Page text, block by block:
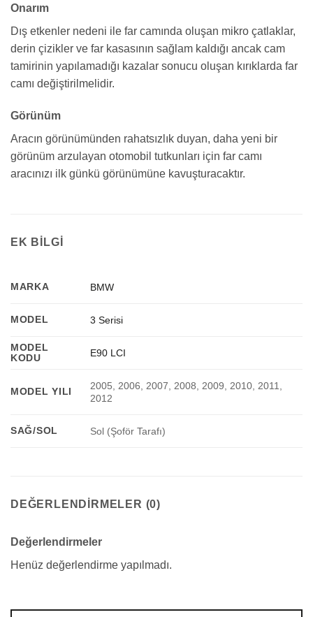
Onarım
Dış etkenler nedeni ile far camında oluşan mikro çatlaklar,
derin çizikler ve far kasasının sağlam kaldığı ancak cam
tamirinin yapılamadığı kazalar sonucu oluşan kırıklarda far
camı değiştirilmelidir.
Görünüm
Aracın görünümünden rahatsızlık duyan, daha yeni bir
görünüm arzulayan otomobil tutkunları için far camı
aracınızı ilk günkü görünümüne kavuşturacaktır.
EK BILGI
MARKA BMW
MODEL 3 Serisi
MODEL
KODU
E90 LCI
MODEL YILI
2005, 2006, 2007, 2008, 2009, 2010, 2011,
2012
SAĞ/SOL Sol (Şoför Tarafı)
DEĞERLENDIRMELER (0)
Değerlendirmeler
Henüz değerlendirme yapılmadı.